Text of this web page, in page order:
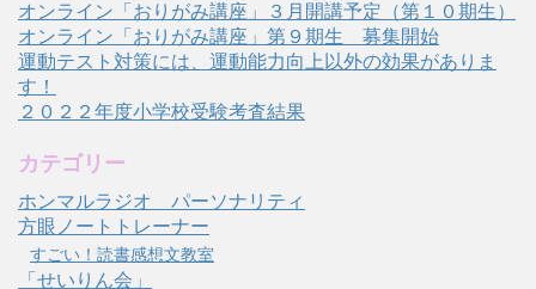
オンライン「おりがみ講座」３月開講予定（第１０期生）
オンライン「おりがみ講座」第９期生 募集開始
運動テスト対策には、運動能力向上以外の効果がありま
す！
２０２２年度小学校受験考査結果
カテゴリー
ホンマルラジオ パーソナリティ
方眼ノートトレーナー
すごい！読書感想文教室
「せいりん会」